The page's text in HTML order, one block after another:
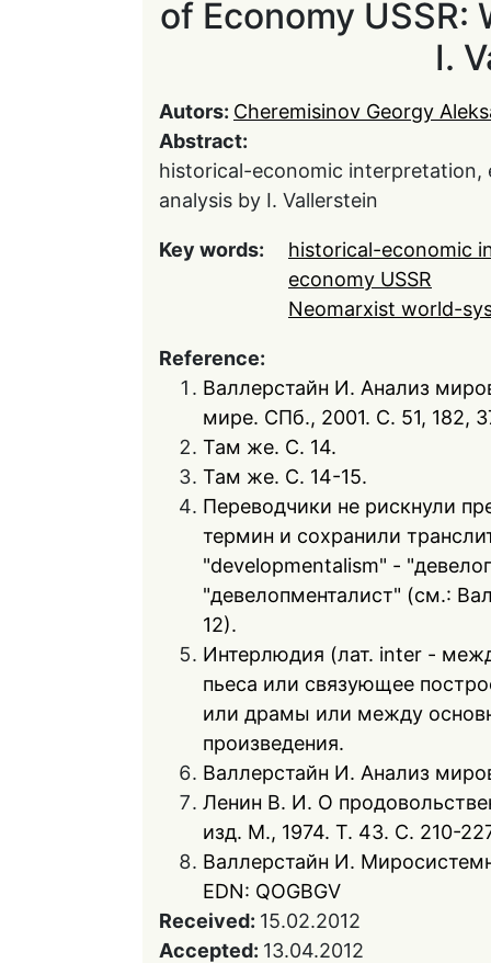
of Economy
I.
Autors: Cheremisinov Georgy
Abstract:
historical-economic interpretation,
analysis by I. Vallerstein
Key words:
historical-economic
economy USSR
Neomarxist world-
Reference:
Валлерстайн И. Анализ
мире. СПб., 2001. С. 51, 182,
Там же. С. 14.
Там же. С. 14-15.
Переводчики не рискнули
термин и сохранили
"developmentalism" -
"девелопменталист" (см.:
12).
Интерлюдия (лат. inter -
пьеса или связующее
или драмы или между
произведения.
Валлерстайн И. Анализ
Ленин В. И. О
изд. М., 1974. Т. 43. С. 210-
Валлерстайн И.
EDN: QOGBGV
Received: 15.02.2012
Accepted: 13.04.2012